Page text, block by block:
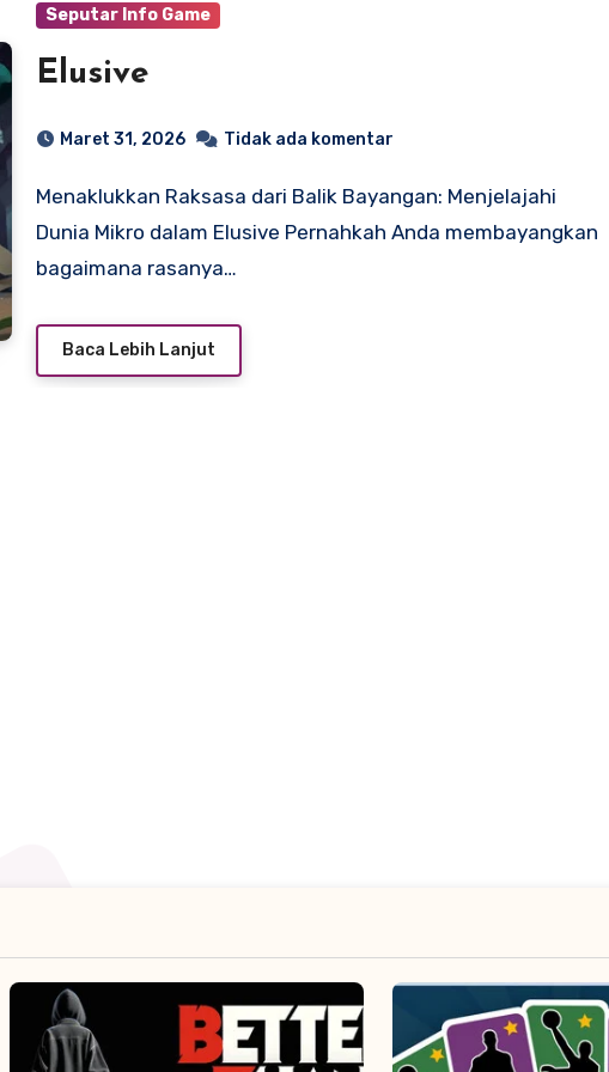
Seputar Info Game
Elusive
Maret 31, 2026 Tidak ada komentar
Menaklukkan Raksasa dari Balik Bayangan: Menjelajahi
Dunia Mikro dalam Elusive Pernahkah Anda membayangkan
bagaimana rasanya…
Baca Lebih Lanjut